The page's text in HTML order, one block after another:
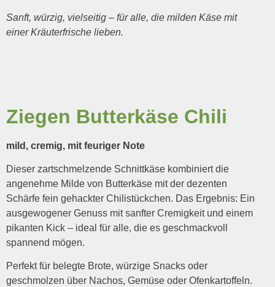
Sanft, würzig, vielseitig – für alle, die milden Käse mit
einer Kräuterfrische lieben.
Ziegen Butterkäse Chili
mild, cremig, mit feuriger Note
Dieser zartschmelzende Schnittkäse kombiniert die
angenehme Milde von Butterkäse mit der dezenten
Schärfe fein gehackter Chilistückchen. Das Ergebnis: Ein
ausgewogener Genuss mit sanfter Cremigkeit und einem
pikanten Kick – ideal für alle, die es geschmackvoll
spannend mögen.
Perfekt für belegte Brote, würzige Snacks oder
geschmolzen über Nachos, Gemüse oder Ofenkartoffeln.